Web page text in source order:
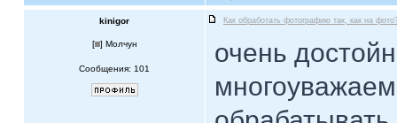
kinigor Как обработать фотографию так, как на
[ ] Молчун
Сообщения: 101
очень